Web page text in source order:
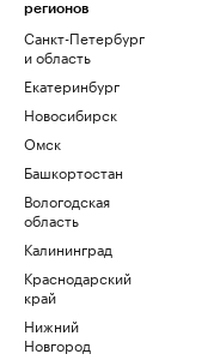
регионов
Санкт-Петербург
и область
Екатеринбург
Новосибирск
Омск
Башкортостан
Вологодская
область
Калининград
Краснодарский
край
Нижний
Новгород